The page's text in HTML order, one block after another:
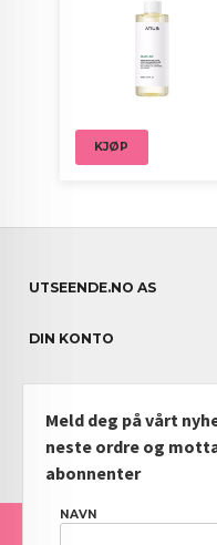
KJØP
UTSEENDE.NO AS
DIN KONTO
NYHETSBREV
PARTNERE
FRAKT
Meld deg på vårt
neste ordre og
abonnenter
NAVN